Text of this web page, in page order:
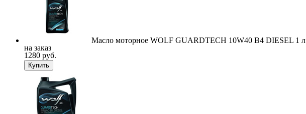
Масло моторное WOLF GUARDTECH 10W40 B4 DIESEL 1 л
на заказ
1280 руб.
Купить